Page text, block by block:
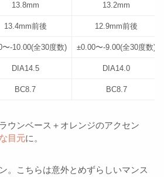
13.8mm 13.2mm
13.4mm前後 12.9mm前後
〜-10.00(全30度数) ±0.00〜-9.00(全30度数)
DIA14.5 DIA14.0
BC8.7 BC8.7
ウンベース＋オレンジのアクセン
目元に。
。こちらは意外とめずらしいマンス